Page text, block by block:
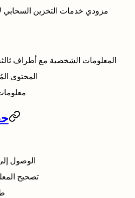
مزودي خدمات التخزين السحابي
المعلومات الشخصية مع أطراف
المحتوى
الوصول
تصحيح